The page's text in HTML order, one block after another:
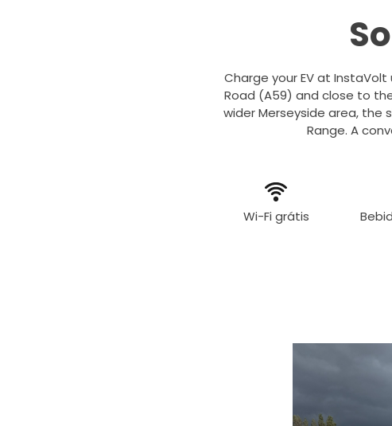
Charge your EV at
Road (A59) and close to
wider Merseyside area, the
Range. A
Wi-Fi grátis